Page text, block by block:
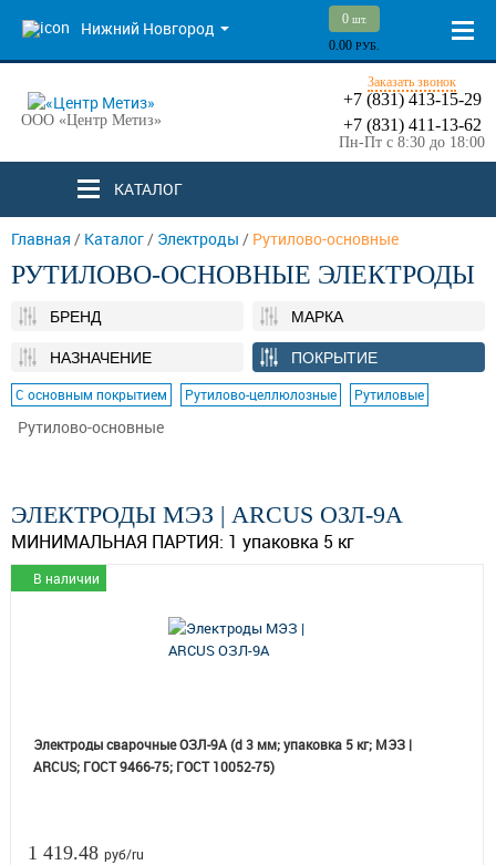
Нижний Новгород 0 шт.
0.00 РУБ.
ООО «Центр Метиз»
Заказать звонок
+7 (831) 413-15-29
+7 (831) 411-13-62
Пн-Пт с 8:30 до 18:00
КАТАЛОГ
Главная / Каталог/ Электроды / Рутилово-основные
РУТИЛОВО-ОСНОВНЫЕ ЭЛЕКТРОДЫ
БРЕНД МАРКА
НАЗНАЧЕНИЕ ПОКРЫТИЕ
С основным покрытием Рутилово-целлюлозные Рутиловые
Рутилово-основные
ЭЛЕКТРОДЫ МЭЗ | ARCUS ОЗЛ-9А
МИНИМАЛЬНАЯ ПАРТИЯ: 1 упаковка 5 кг
В наличии
Электроды сварочные ОЗЛ-9А (d 3 мм; упаковка 5 кг; МЭЗ |
ARCUS; ГОСТ 9466-75; ГОСТ 10052-75)
1 419.48 руб/ru